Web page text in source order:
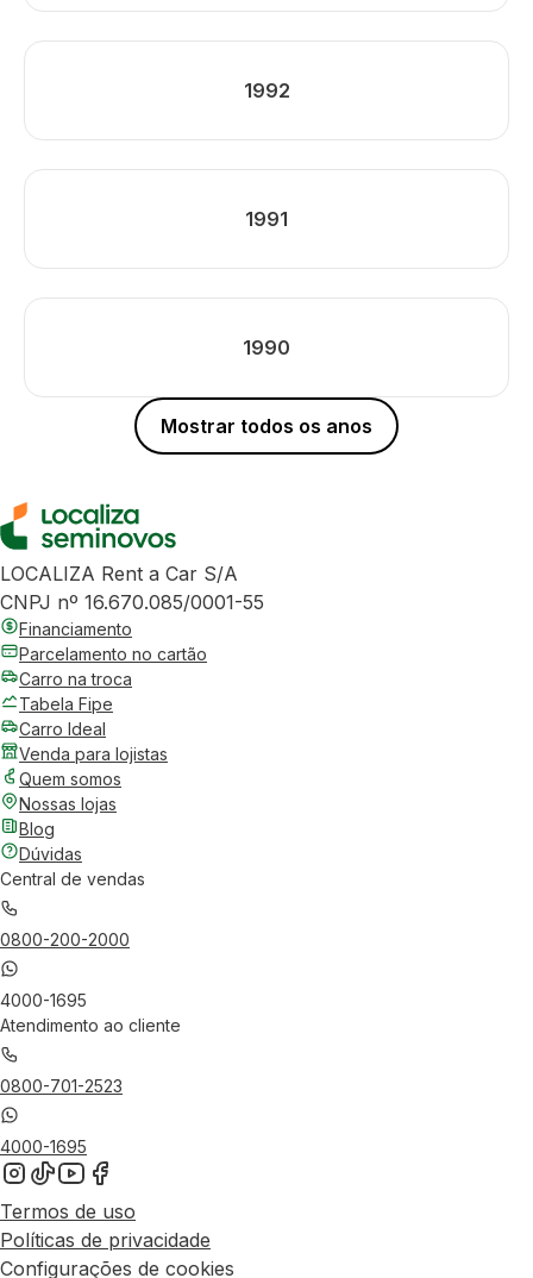
1992
1991
1990
Mostrar todos os anos
LOCALIZA Rent a Car S/A
CNPJ nº 16.670.085/0001-55
Financiamento
Parcelamento no cartão
Carro na troca
Tabela Fipe
Carro Ideal
Venda para lojistas
Quem somos
Nossas lojas
Blog
Dúvidas
Central de vendas
0800-200-2000
4000-1695
Atendimento ao cliente
0800-701-2523
4000-1695
Termos de uso
Políticas de privacidade
Configurações de cookies